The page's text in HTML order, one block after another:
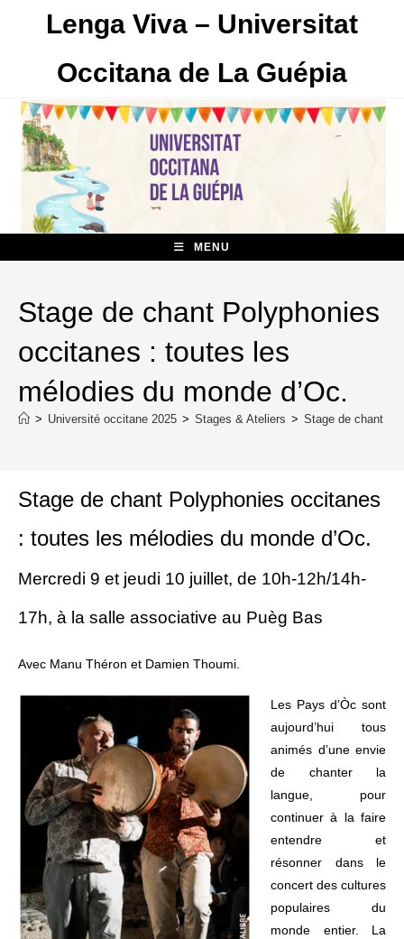
Lenga Viva – Universitat
Occitana de La Guépia
MENU
Stage de chant Polyphonies
occitanes : toutes les
mélodies du monde d’Oc.
> Université occitane 2025 > Stages & Ateliers > Stage de chant
Stage de chant Polyphonies occitanes
: toutes les mélodies du monde d’Oc.
Mercredi 9 et jeudi 10 juillet, de 10h-12h/14h-
17h, à la salle associative au Puèg Bas
Avec Manu Théron et Damien Thoumi.
Les Pays d’Òc sont
aujourd’hui tous
animés d’une envie
de chanter la
langue, pour
continuer à la faire
entendre et
résonner dans le
concert des cultures
populaires du
monde entier. La